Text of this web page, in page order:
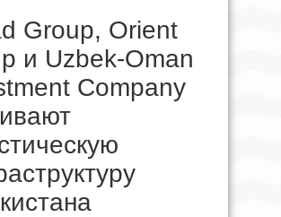
Group, Orient
и Uzbek-Oman
Company